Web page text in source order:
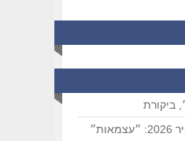
ביקורת
המועמדים לפרס אופיר 2026: ״עצמאות״